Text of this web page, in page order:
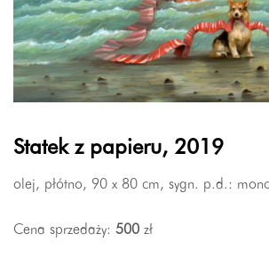
Statek z papieru, 2019
olej, płótno, 90 x 80 cm, sygn. p.d.:
Cena sprzedaży: 500 zł